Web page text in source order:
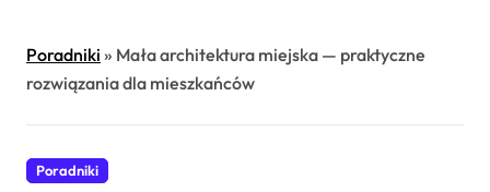
Poradniki » Mała architektura miejska — praktyczne
rozwiązania dla mieszkańców
Poradniki